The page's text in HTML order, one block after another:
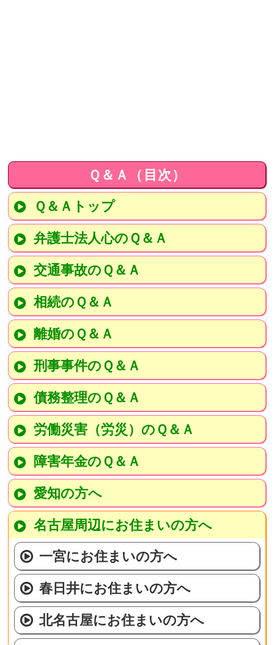
Ｑ＆Ａ（目次）
Ｑ＆Ａトップ
弁護士法人心のＱ＆Ａ
交通事故のＱ＆Ａ
相続のＱ＆Ａ
離婚のＱ＆Ａ
刑事事件のＱ＆Ａ
債務整理のＱ＆Ａ
労働災害（労災）のＱ＆Ａ
障害年金のＱ＆Ａ
愛知の方へ
名古屋周辺にお住まいの方へ
一宮にお住まいの方へ
春日井にお住まいの方へ
北名古屋にお住まいの方へ